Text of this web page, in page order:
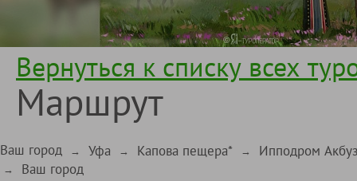
Вернуться к списку всех
Маршрут
Ваш город → Уфа → Капова пещера* → Ипподром
→ Ваш город